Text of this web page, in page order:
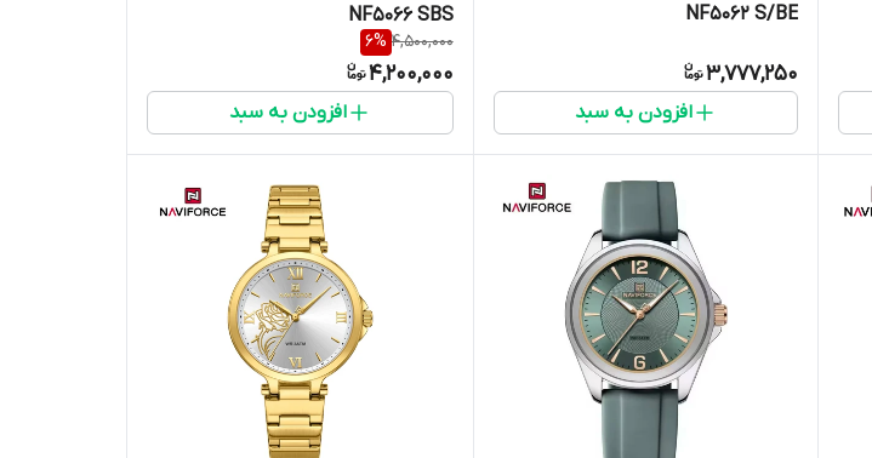
NF5062 S/BE
3,777,250
افزودن به سبد
NF5066 SBS
4,500,000
6%
4,200,000
افزودن به سبد